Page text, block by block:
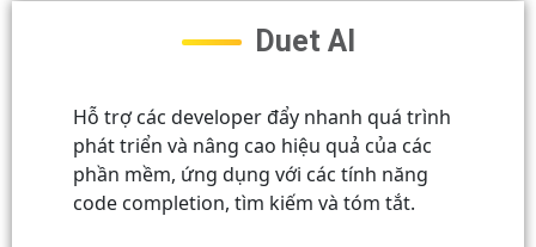
Duet AI
Hỗ trợ các developer đẩy nhanh quá trình
phát triển và nâng cao hiệu quả của các
phần mềm, ứng dụng với các tính năng
code completion, tìm kiếm và tóm tắt.